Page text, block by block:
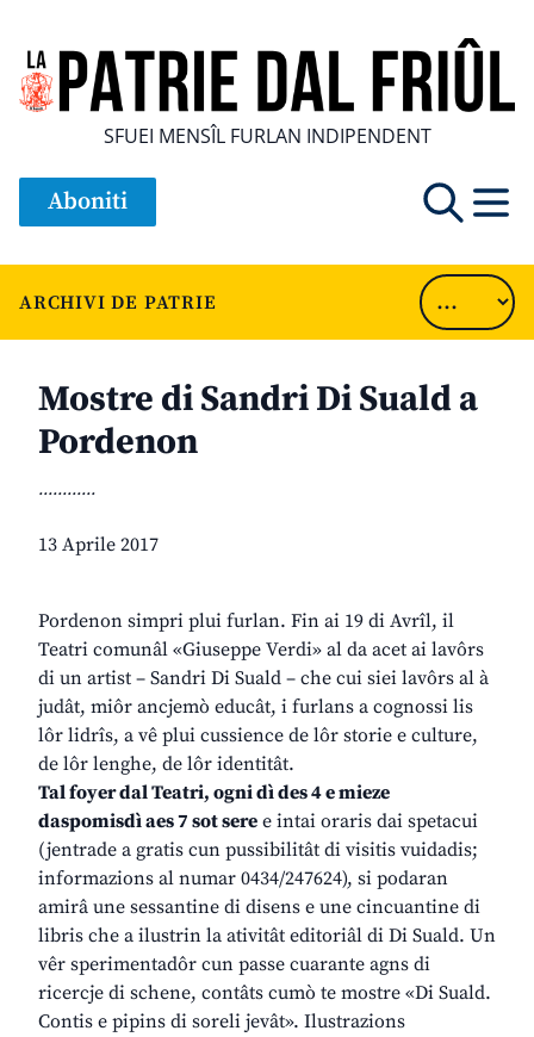
SFUEI MENSÎL FURLAN INDIPENDENT
Aboniti
ARCHIVI DE PATRIE
Mostre di Sandri Di Suald a
Pordenon
............
13 Aprile 2017
Pordenon simpri plui furlan. Fin ai 19 di Avrîl, il
Teatri comunâl «Giuseppe Verdi» al da acet ai lavôrs
di un artist – Sandri Di Suald – che cui siei lavôrs al à
judât, miôr ancjemò educât, i furlans a cognossi lis
lôr lidrîs, a vê plui cussience de lôr storie e culture,
de lôr lenghe, de lôr identitât.
Tal foyer dal Teatri, ogni dì des 4 e mieze
daspomisdì aes 7 sot sere e intai oraris dai spetacui
(jentrade a gratis cun pussibilitât di visitis vuidadis;
informazions al numar 0434/247624), si podaran
amirâ une sessantine di disens e une cincuantine di
libris che a ilustrin la ativitât editoriâl di Di Suald. Un
vêr sperimentadôr cun passe cuarante agns di
ricercje di schene, contâts cumò te mostre «Di Suald.
Contis e pipins di soreli jevât». Ilustrazions